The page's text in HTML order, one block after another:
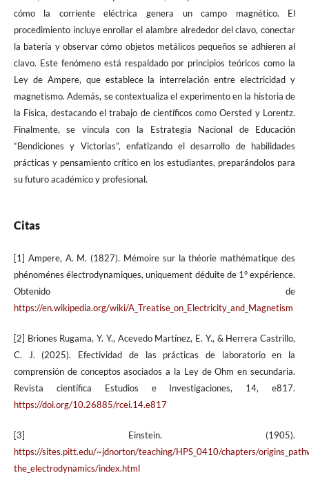
cómo la corriente eléctrica genera un campo magnético. El
procedimiento incluye enrollar el alambre alrededor del clavo, conectar
la batería y observar cómo objetos metálicos pequeños se adhieren al
clavo. Este fenómeno está respaldado por principios teóricos como la
Ley de Ampere, que establece la interrelación entre electricidad y
magnetismo. Además, se contextualiza el experimento en la historia de
la Física, destacando el trabajo de científicos como Oersted y Lorentz.
Finalmente, se vincula con la Estrategia Nacional de Educación
“Bendiciones y Victorias”, enfatizando el desarrollo de habilidades
prácticas y pensamiento crítico en los estudiantes, preparándolos para
su futuro académico y profesional.
Citas
[1] Ampere, A. M. (1827). Mémoire sur la théorie mathématique des
phénoménes électrodynamiques, uniquement déduite de 1° expérience.
Obtenido de
https://en.wikipedia.org/wiki/A_Treatise_on_Electricity_and_Magnetism
[2] Briones Rugama, Y. Y., Acevedo Martínez, E. Y., & Herrera Castrillo,
C. J. (2025). Efectividad de las prácticas de laboratorio en la
comprensión de conceptos asociados a la Ley de Ohm en secundaria.
Revista científica Estudios e Investigaciones, 14, e817.
https://doi.org/10.26885/rcei.14.e817
[3] Einstein. (1905).
https://sites.pitt.edu/~jdnorton/teaching/HPS_0410/chapters/
the_electrodynamics/index.html